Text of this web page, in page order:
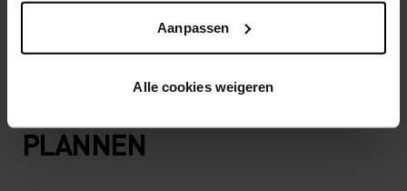
Aanpassen
Alle cookies weigeren
PLANNEN